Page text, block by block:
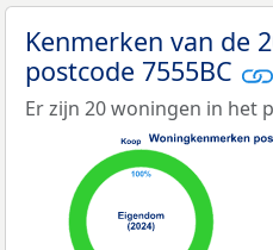
Kenmerken van de
postcode 7555BC
Er zijn 20 woningen in het